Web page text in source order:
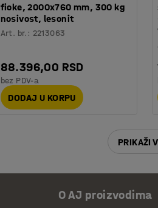
fioke, 2000x760 mm, 300 kg
nosivost, lesonit
Art. br. : 2213063
88.396,00 RSD
bez PDV-a
DODAJ U KORPU
PRIKAŽI
O AJ proizvodima